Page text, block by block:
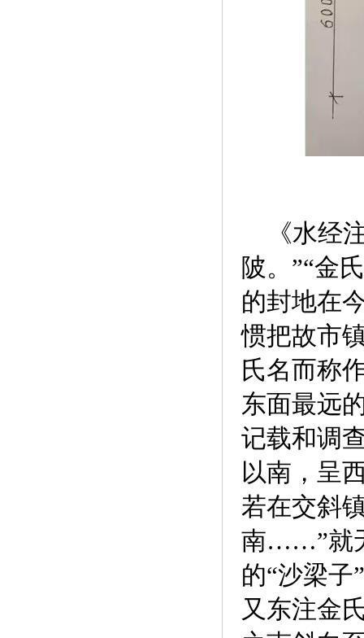
《水经
陂。”“金
的封地在
惯把故市
氏名而称
东面最远
记载和调
以南，呈
若在交斜
南……”就
的“沙梁
又东注金